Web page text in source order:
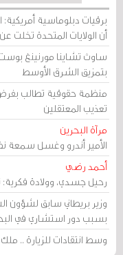
برقيات دبلوماسية أمريكية:
أن الولايات المتحدة تخلت
ساوث تشاينا مورنينغ
بتمزيق الشرق الأوسط
منظمة حقوقية تطالب
تعذيب المعتقلين
مرآة البحرين
الأمير أندرو وغسل سمعة
أحمد رضي
رحيل جسدي، وولادة فكرية:
وزير بريطاني سابق لشؤون
بسبب دور استشاري في
وسط انتقادات للزيارة ..